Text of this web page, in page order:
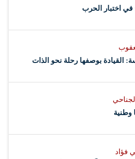
في اختبار الحرب
القيادة بوصفها رحلة نحو الذات
وطنية
فؤاد